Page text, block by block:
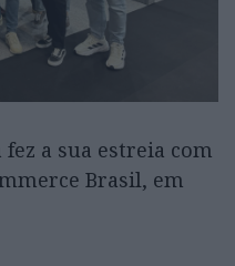
a sua estreia com
Brasil, em